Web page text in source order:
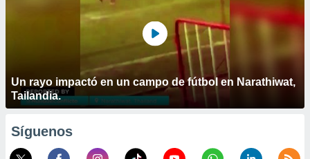
Un rayo impactó en un campo de fútbol en Narathiwat,
Tailandia.
Síguenos